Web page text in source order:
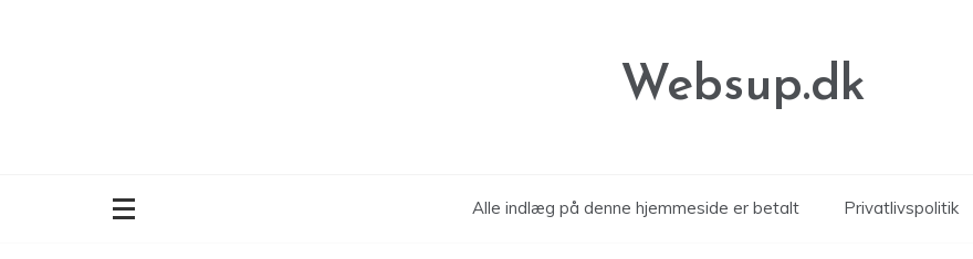
Websup.dk
Alle indlæg på denne hjemmeside er betalt Privatlivspolitik